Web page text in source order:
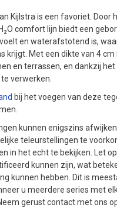
Kijlstra is een favoriet. Door
comfort lijn biedt een
en waterafstotend is,
krijgt. Met een dikte van 4 cm
en terrassen, en dankzij het
verwerken.
bij het voegen van deze
kunnen enigszins
teleurstellingen te
in het echt te bekijken. Let
kunnen zijn, wat
kunnen hebben. Dit is
u meerdere series met
gerust contact met ons